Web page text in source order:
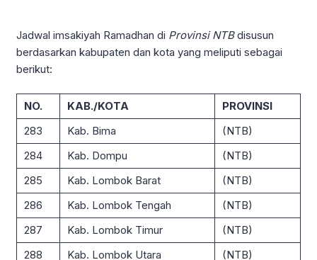
Jadwal imsakiyah Ramadhan di Provinsi NTBdisusun
berdasarkan kabupaten dan kota yang meliputi sebagai
berikut:
NO. KAB./KOTA
PROVINSI
283
Kab. Bima
(NTB)
284
Kab. Dompu
(NTB)
285
Kab. Lombok Barat
(NTB)
286
Kab. Lombok Tengah
(NTB)
287
Kab. Lombok Timur
(NTB)
288
Kab. Lombok Utara
(NTB)